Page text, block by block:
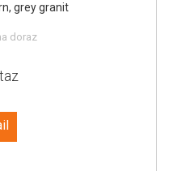
grey granit
doraz